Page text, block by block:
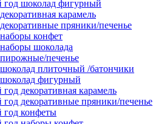
шоколад фигурный
карамель
пряники/печенье
конфет
шоколада
печенье
плиточный /батончики
фигурный
декоративная карамель
декоративные пряники/печенье
конфеты